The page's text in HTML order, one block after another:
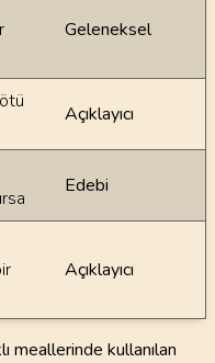
Geleneksel
Açıklayıcı
Edebi
Açıklayıcı
meallerinde kullanılan